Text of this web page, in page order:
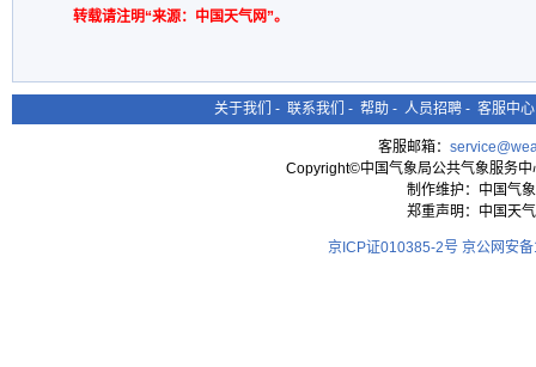
转载请注明“来源：中国天气网”。
关于我们 - 联系我们 - 帮助 - 人员招聘 - 客服中心
客服邮箱：
Copyright©中国气象局公共气象服务
制作维护：中国气
郑重声明：中国天
京ICP证010385-2号 京公网安